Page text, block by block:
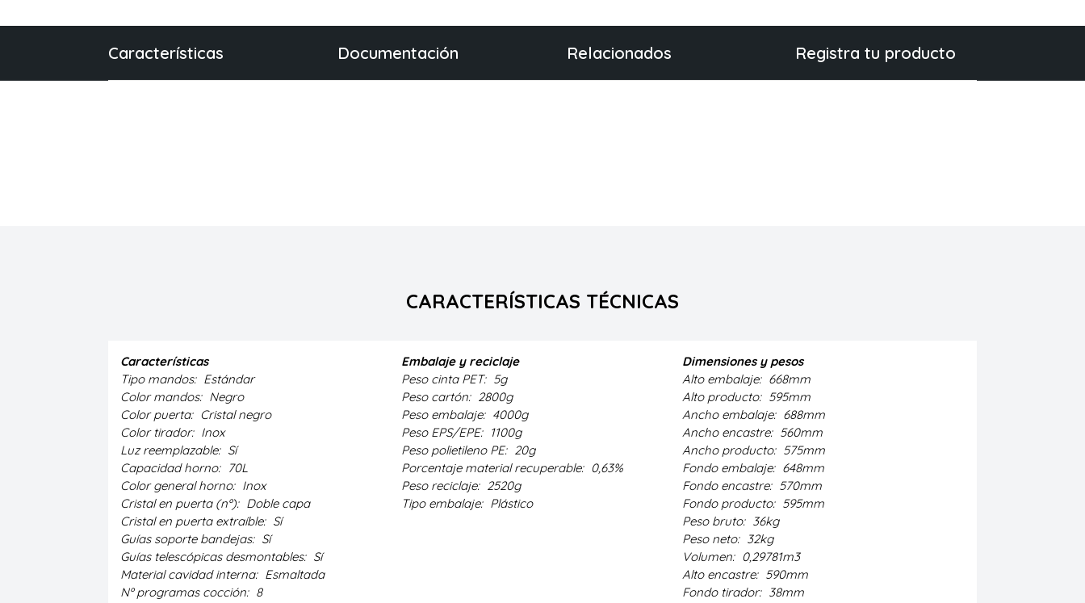
Características Documentación Relacionados Registra tu producto
CARACTERÍSTICAS TÉCNICAS
Características
Tipo mandos: Estándar
Color mandos: Negro
Color puerta: Cristal negro
Color tirador: Inox
Luz reemplazable: Sí
Capacidad horno: 70L
Color general horno: Inox
Cristal en puerta (nº): Doble capa
Cristal en puerta extraíble: Sí
Guías soporte bandejas: Sí
Guías telescópicas desmontables: Sí
Material cavidad interna: Esmaltada
Nº programas cocción: 8
Embalaje y reciclaje
Peso cinta PET: 5g
Peso cartón: 2800g
Peso embalaje: 4000g
Peso EPS/EPE: 1100g
Peso polietileno PE: 20g
Porcentaje material recuperable: 0,63%
Peso reciclaje: 2520g
Tipo embalaje: Plástico
Dimensiones y pesos
Alto embalaje: 668mm
Alto producto: 595mm
Ancho embalaje: 688mm
Ancho encastre: 560mm
Ancho producto: 575mm
Fondo embalaje: 648mm
Fondo encastre: 570mm
Fondo producto: 595mm
Peso bruto: 36kg
Peso neto: 32kg
Volumen: 0,29781m3
Alto encastre: 590mm
Fondo tirador: 38mm